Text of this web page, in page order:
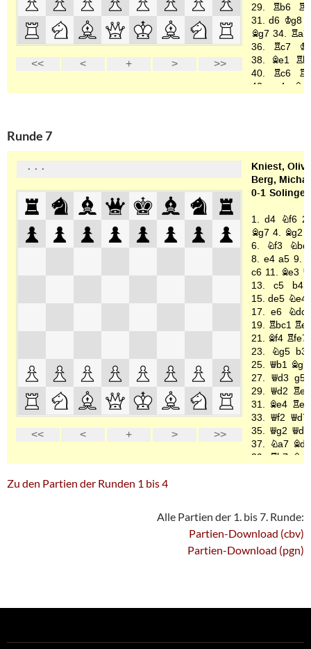
Runde 7
Zu den Partien der Runden 1 bis 4
Alle Partien der 1. bis 7. Runde:
Partien-Download (cbv)
Partien-Download (pgn)